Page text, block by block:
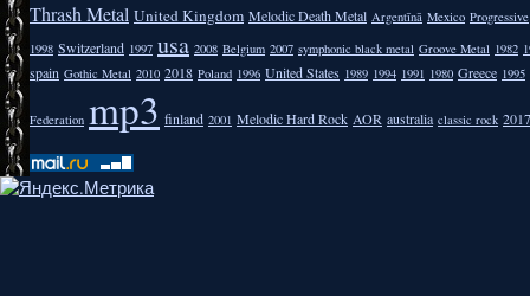
Thrash Metal United Kingdom Melodic Death Metal Argentīnā Mexico Progressive
1998 Switzerland 1997 usa 2008 Belgium 2007 symphonic black metal Groove Metal 1982
spain Gothic Metal 2010 2018 Poland 1996 United States 1989 1994 1991 1980 Greece 1995
Federation mp3 finland 2001 Melodic Hard Rock AOR australia classic rock 2017